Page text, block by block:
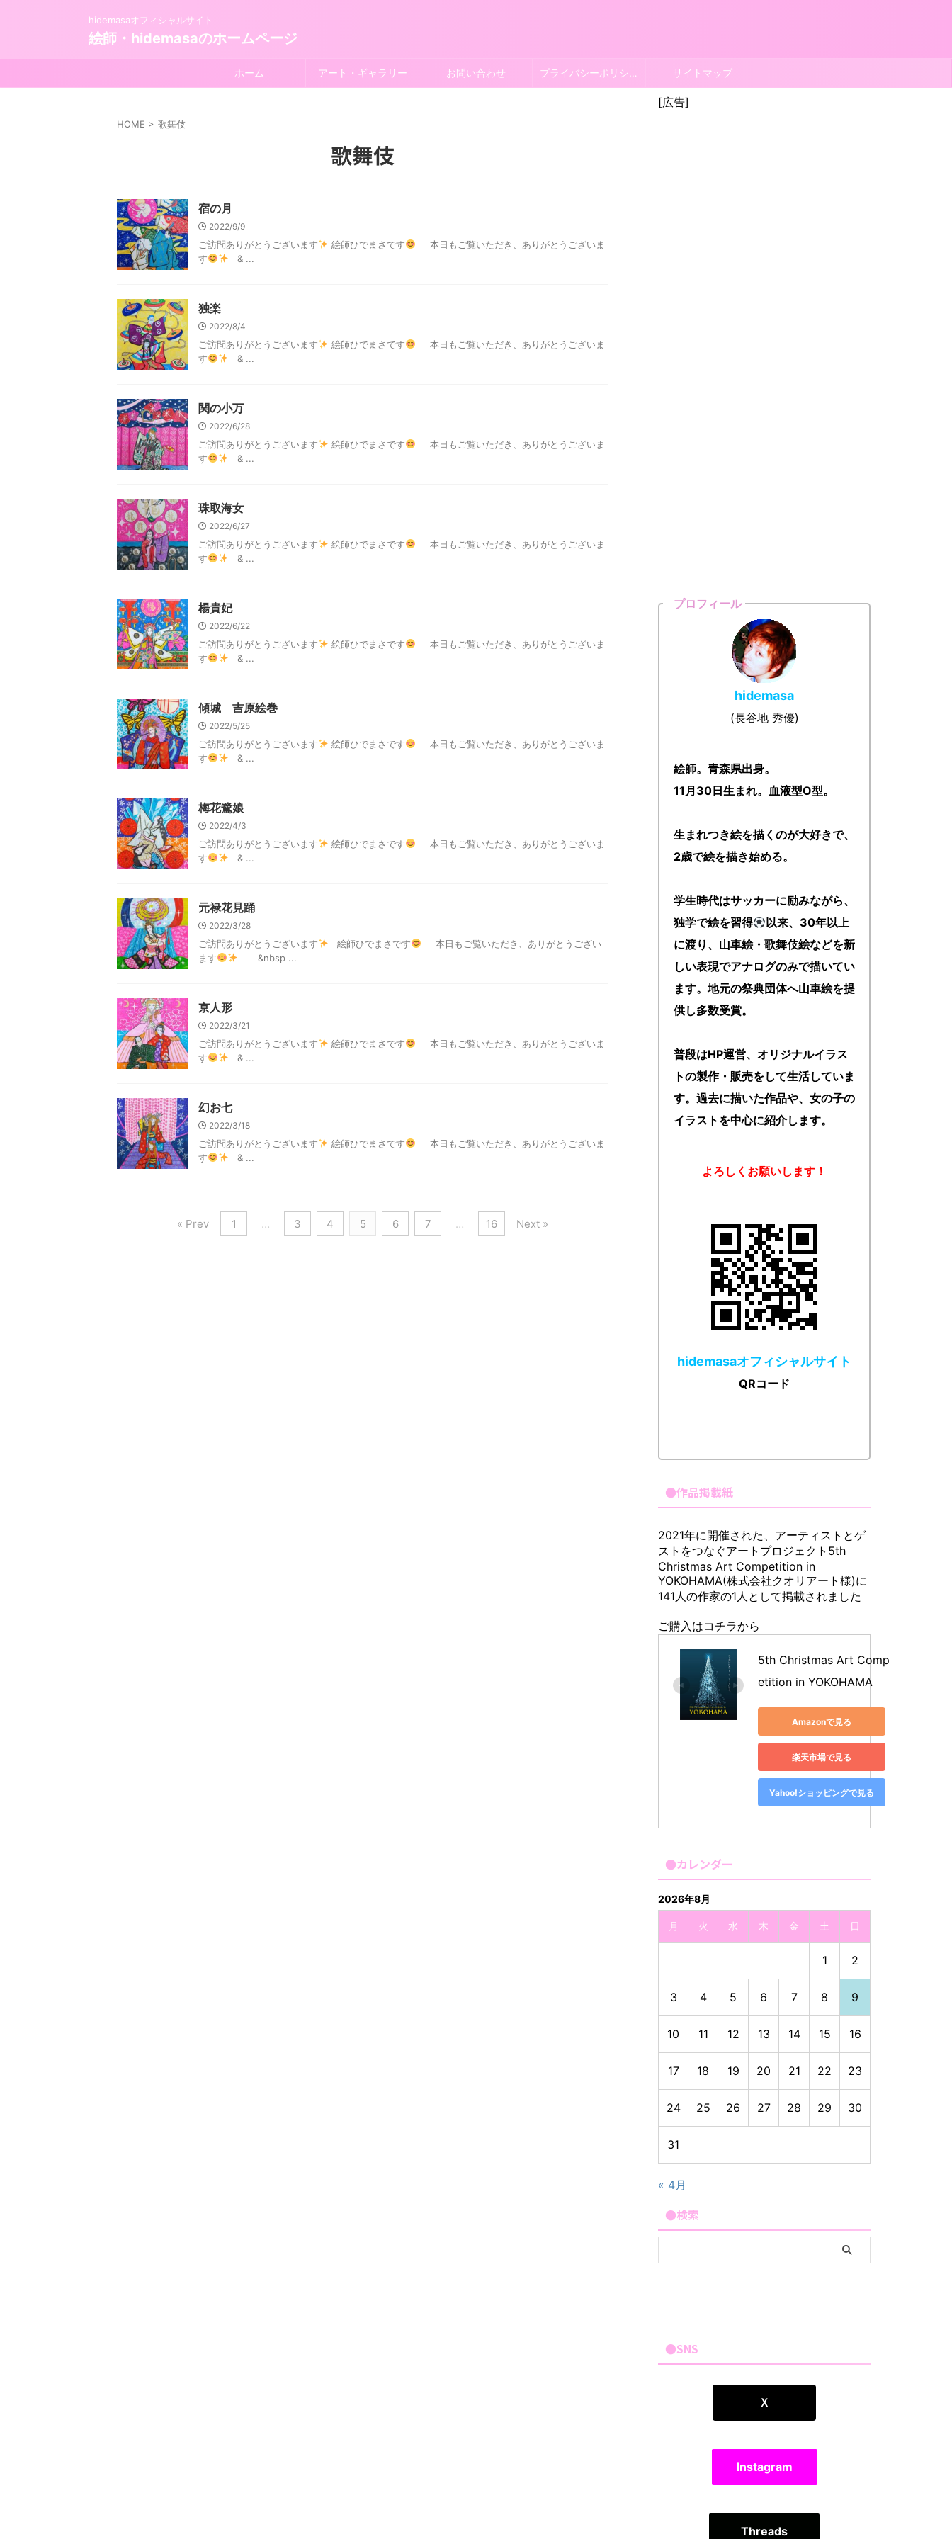
hidemasaオフィシャルサイト
絵師・hidemasaのホームページ
ホーム アート・ギャラリー お問い合わせ プライバシーポリシー サイトマップ
HOME > 歌舞伎
歌舞伎
宿の月
2022/9/9
ご訪問ありがとうございます 絵師ひでまさです
本日もご覧いただき、ありがとうございま
す
& ...
独楽
2022/8/4
ご訪問ありがとうございます 絵師ひでまさです
本日もご覧いただき、ありがとうございま
す
& ...
関の小万
2022/6/28
ご訪問ありがとうございます 絵師ひでまさです
本日もご覧いただき、ありがとうございま
す
& ...
珠取海女
2022/6/27
ご訪問ありがとうございます 絵師ひでまさです
本日もご覧いただき、ありがとうございま
す
& ...
楊貴妃
2022/6/22
ご訪問ありがとうございます 絵師ひでまさです
本日もご覧いただき、ありがとうございま
す
& ...
傾城 吉原絵巻
2022/5/25
ご訪問ありがとうございます 絵師ひでまさです
本日もご覧いただき、ありがとうございま
す
& ...
梅花鷺娘
2022/4/3
ご訪問ありがとうございます 絵師ひでまさです
本日もご覧いただき、ありがとうございま
す
& ...
元禄花見踊
2022/3/28
ご訪問ありがとうございます 絵師ひでまさです
本日もご覧いただき、ありがとうござい
ます
&nbsp ...
京人形
2022/3/21
ご訪問ありがとうございます 絵師ひでまさです
本日もご覧いただき、ありがとうございま
す
& ...
幻お七
2022/3/18
ご訪問ありがとうございます 絵師ひでまさです
本日もご覧いただき、ありがとうございま
す
& ...
« Prev 1 … 3 4 5 6 7 … 16 Next »
[広告]
プロフィール
hidemasa
(長谷地 秀優)
絵師。青森県出身。
11月30日生まれ。血液型O型。
生まれつき絵を描くのが大好きで、
2歳で絵を描き始める。
学生時代はサッカーに励みながら、
独学で絵を習得
以来、30年以上
に渡り、山車絵・歌舞伎絵などを新
しい表現でアナログのみで描いてい
ます。地元の祭典団体へ山車絵を提
供し多数受賞。
普段はHP運営、オリジナルイラス
トの製作・販売をして生活していま
す。過去に描いた作品や、女の子の
イラストを中心に紹介します。
よろしくお願いします！
hidemasaオフィシャルサイト
QRコード
●作品掲載紙
2021年に開催された、アーティストとゲ
ストをつなぐアートプロジェクト5th
Christmas Art Competition in
YOKOHAMA(株式会社クオリアート様)に
141人の作家の1人として掲載されました
ご購入はコチラから
5th Christmas Art Comp
etition in YOKOHAMA
Amazonで見る
楽天市場で見る
Yahoo!ショッピングで見る
●カレンダー
2026年8月
月 火 水 木 金 土 日
1 2
3 4 5 6 7 8 9
10 11 12 13 14 15 16
17 18 19 20 21 22 23
24 25 26 27 28 29 30
31
« 4月
●検索
●SNS
Ｘ
Instagram
Threads